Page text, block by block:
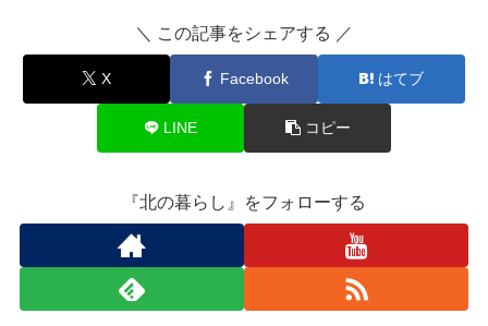
＼ この記事をシェアする ／
X Facebook はてブ
LINE コピー
『北の暮らし』をフォローする